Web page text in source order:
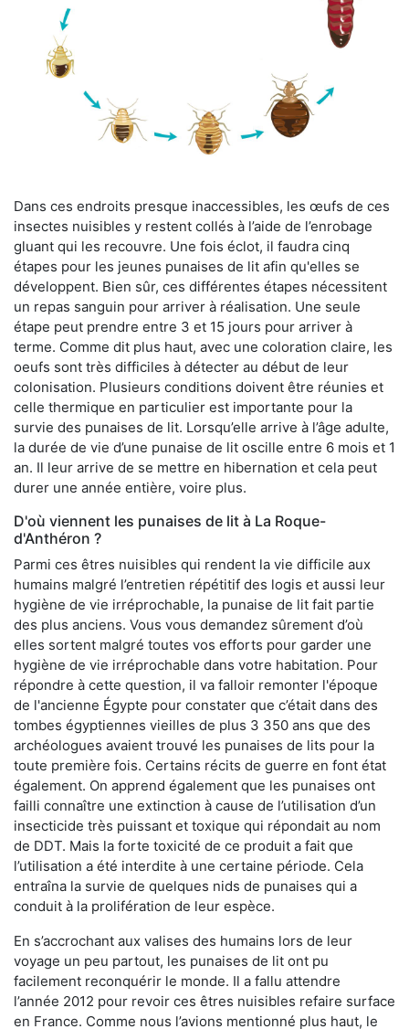
Dans ces endroits presque inaccessibles, les œufs de ces
insectes nuisibles y restent collés à l’aide de l’enrobage
gluant qui les recouvre. Une fois éclot, il faudra cinq
étapes pour les jeunes punaises de lit afin qu'elles se
développent. Bien sûr, ces différentes étapes nécessitent
un repas sanguin pour arriver à réalisation. Une seule
étape peut prendre entre 3 et 15 jours pour arriver à
terme. Comme dit plus haut, avec une coloration claire, les
oeufs sont très difficiles à détecter au début de leur
colonisation. Plusieurs conditions doivent être réunies et
celle thermique en particulier est importante pour la
survie des punaises de lit. Lorsqu’elle arrive à l’âge adulte,
la durée de vie d’une punaise de lit oscille entre 6 mois et 1
an. Il leur arrive de se mettre en hibernation et cela peut
durer une année entière, voire plus.
D'où viennent les punaises de lit à La Roque-
d'Anthéron ?
Parmi ces êtres nuisibles qui rendent la vie difficile aux
humains malgré l’entretien répétitif des logis et aussi leur
hygiène de vie irréprochable, la punaise de lit fait partie
des plus anciens. Vous vous demandez sûrement d’où
elles sortent malgré toutes vos efforts pour garder une
hygiène de vie irréprochable dans votre habitation. Pour
répondre à cette question, il va falloir remonter l'époque
de l'ancienne Égypte pour constater que c’était dans des
tombes égyptiennes vieilles de plus 3 350 ans que des
archéologues avaient trouvé les punaises de lits pour la
toute première fois. Certains récits de guerre en font état
également. On apprend également que les punaises ont
failli connaître une extinction à cause de l’utilisation d’un
insecticide très puissant et toxique qui répondait au nom
de DDT. Mais la forte toxicité de ce produit a fait que
l’utilisation a été interdite à une certaine période. Cela
entraîna la survie de quelques nids de punaises qui a
conduit à la prolifération de leur espèce.
En s’accrochant aux valises des humains lors de leur
voyage un peu partout, les punaises de lit ont pu
facilement reconquérir le monde. Il a fallu attendre
l’année 2012 pour revoir ces êtres nuisibles refaire surface
en France. Comme nous l’avions mentionné plus haut, le